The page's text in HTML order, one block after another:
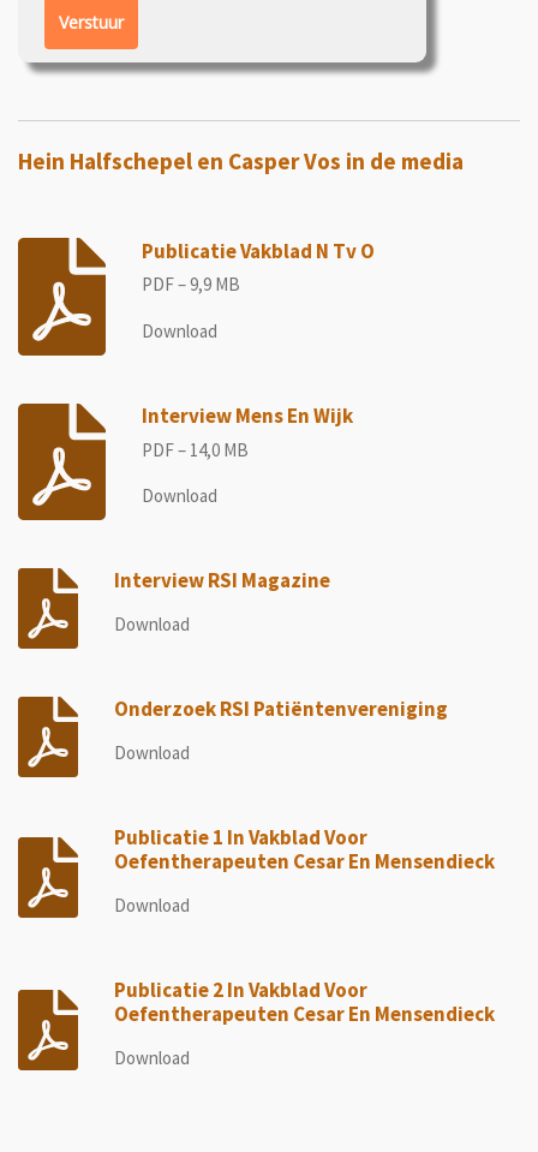
Verstuur
Hein Halfschepel en Casper Vos in de media
Publicatie Vakblad N Tv O
PDF – 9,9 MB
Download
Interview Mens En Wijk
PDF – 14,0 MB
Download
Interview RSI Magazine
Download
Onderzoek RSI Patiëntenvereniging
Download
Publicatie 1 In Vakblad Voor
Oefentherapeuten Cesar En Mensendieck
Download
Publicatie 2 In Vakblad Voor
Oefentherapeuten Cesar En Mensendieck
Download